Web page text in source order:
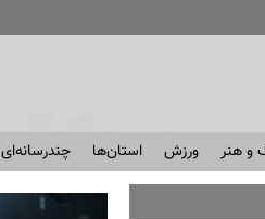
و هنر ورزش استان‌ها چندرسانه‌ای